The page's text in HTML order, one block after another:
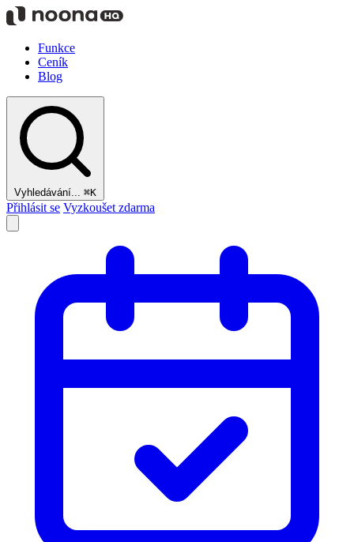
Funkce
Ceník
Blog
Vyhledávání... ⌘K
Přihlásit se Vyzkoušet zdarma